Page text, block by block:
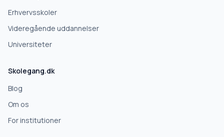
Erhvervsskoler
Videregående uddannelser
Universiteter
Skolegang.dk
Blog
Om os
For institutioner